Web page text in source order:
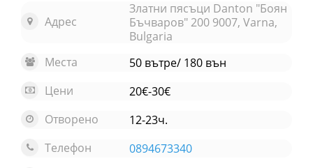
Адрес
Златни пясъци Danton "Боян
Бъчваров" 200 9007, Varna,
Bulgaria
Места
50 вътре/ 180 вън
Цени
20€-30€
Отворено
12-23ч.
Телефон
0894673340